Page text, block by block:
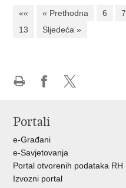
«« « Prethodna 6 7
13
Sljedeća »
Facebooku
Portali
e-Građani
e-Savjetovanja
Portal otvorenih podataka RH
Izvozni portal